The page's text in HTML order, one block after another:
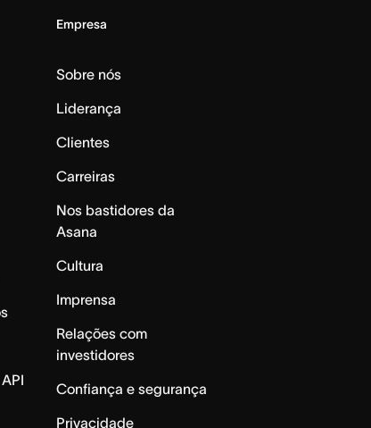
Empresa
Sobre nós
Liderança
Clientes
Carreiras
Nos bastidores da
Asana
Cultura
Imprensa
Relações com
investidores
Confiança e segurança
Privacidade